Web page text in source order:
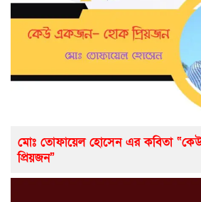
মোঃ তোফায়েল হোসেন এর কবিতা
প্রিয়জন”